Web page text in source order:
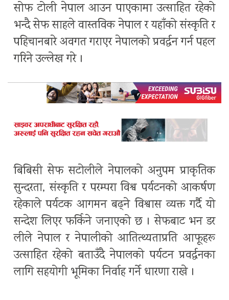
सोफ टोली नेपाल आउन पाएकामा उत्साहित रहेको
भन्दै सेफ साहले वास्तविक नेपाल र यहाँको संस्कृति र
पहिचानबारे अवगत गराएर नेपालको प्रवर्द्धन गर्न पहल
गरिने उल्लेख गरे ।
बिबिसी सेफ सटोलीले नेपालको अनुपम प्राकृतिक
सुन्दरता, संस्कृति र परम्परा विश्व पर्यटनको आकर्षण
रहेकाले पर्यटक आगमन बढ्ने विश्वास व्यक्त गर्दै यो
सन्देश लिएर फर्किने जनाएको छ । सेफबाट भन डर
लीले नेपाल र नेपालीको आतित्थ्यताप्रति आफूहरू
उत्साहित रहेको बताउँदै नेपालको पर्यटन प्रवर्द्धनका
लागि सहयोगी भूमिका निर्वाह गर्ने धारणा राखे ।